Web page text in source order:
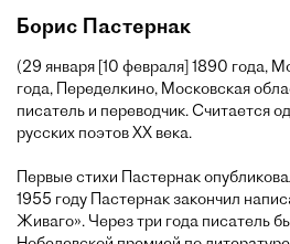
Борис Пастернак
(29 января [10 февраля] 1890 года,
года, Переделкино, Московская
писатель и переводчик. Считается
русских поэтов XX века.
Первые стихи Пастернак
1955 году Пастернак закончил
Живаго». Через три года писатель